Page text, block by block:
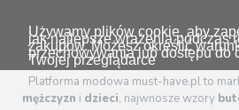
Używamy plików cookie, aby
jak najlepsze wrażenia podczas
zakupów. Możesz określić
przechowywania lub dostępu do
Twojej przeglądarce
Platforma modowa must-have.pl to
mężczyzn i dzieci, najwnosze wzory